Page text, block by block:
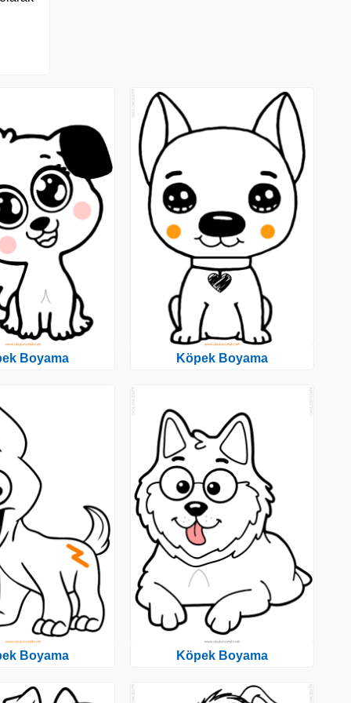
Boyama
Boyama
Köpek Boyama
Köpek Boyama